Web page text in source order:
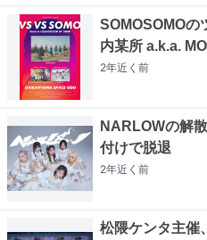
SOMOSOMOの
内某所 a.k.a.
2年近く 前
NARLOWの解
付けで脱退
2年近く 前
松隈ケンタ主催